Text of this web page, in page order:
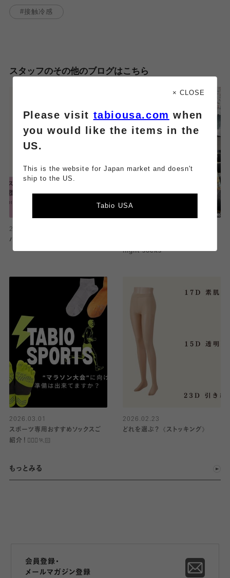
接触冷感
スタッフのその他のブログはこちら
2026.03.31
パンツスーツの新常識！
hight socks
2026.03.01
スポーツ専用おすすめソックスご
紹介！🏃🏻‍♀️🏃🏻
2026.02.23
どれを選ぶ？《ストッキング》
もっとみる
会員登録・
メールマガジン登録
× CLOSE
Please visit tabiousa.com when
you would like the items in the
US.
This is the website for Japan market and doesn't
ship to the US.
Tabio USA